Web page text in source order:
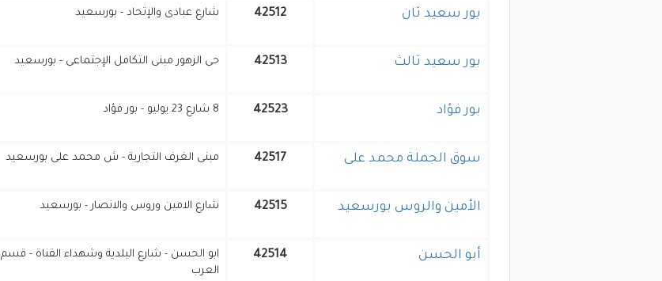
بور سعيد ثان 42512 شارع عبادى والإتحاد - بورسعيد
بور سعيد ثالث 42513 حى الزهور مبنى التكامل الإجتماعى - بورسعيد
بور فؤاد 42523 8 شارع 23 يوليو - بور فؤاد
سوق الجملة محمد على 42517 مبنى الغرف التجارية - ش محمد على بورسعيد
الأمين والروس بورسعيد 42515 شارع الامين وروس والانصار - بورسعيد
أبو الحسن 42514
ابو الحسن - شارع البلدية وشهداء القناة - قسم
العرب